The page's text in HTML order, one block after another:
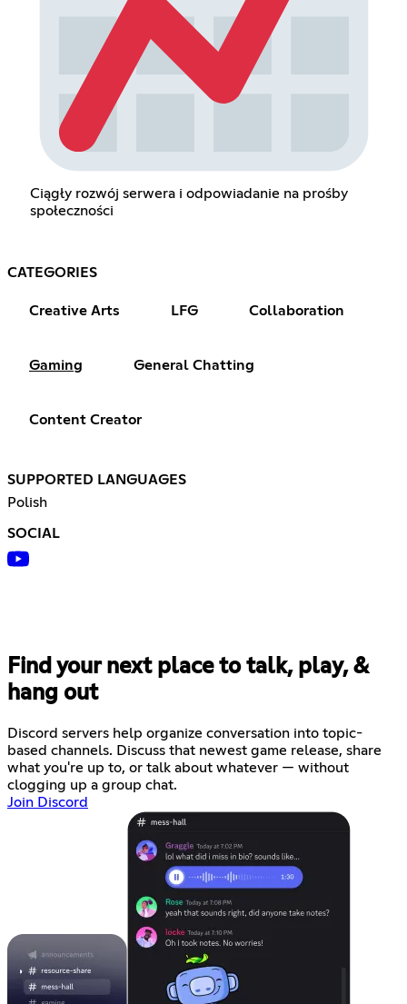
Ciągły rozwój serwera i odpowiadanie na prośby
społeczności
CATEGORIES
Creative Arts LFG Collaboration
Gaming General Chatting
Content Creator
SUPPORTED LANGUAGES
Polish
SOCIAL
Find your next place to talk, play, &
hang out
Discord servers help organize conversation into topic-
based channels. Discuss that newest game release, share
what you're up to, or talk about whatever — without
clogging up a group chat.
Join Discord